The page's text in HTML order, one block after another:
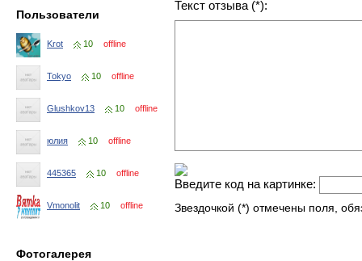
Пользователи
Krot 10 offline
Tokyo 10 offline
Glushkov13 10 offline
юлия 10 offline
445365 10 offline
Vmonolit 10 offline
Фотогалерея
Текст отзыва (*):
Введите код на картинке:
Звездочкой (*) отмечены поля,